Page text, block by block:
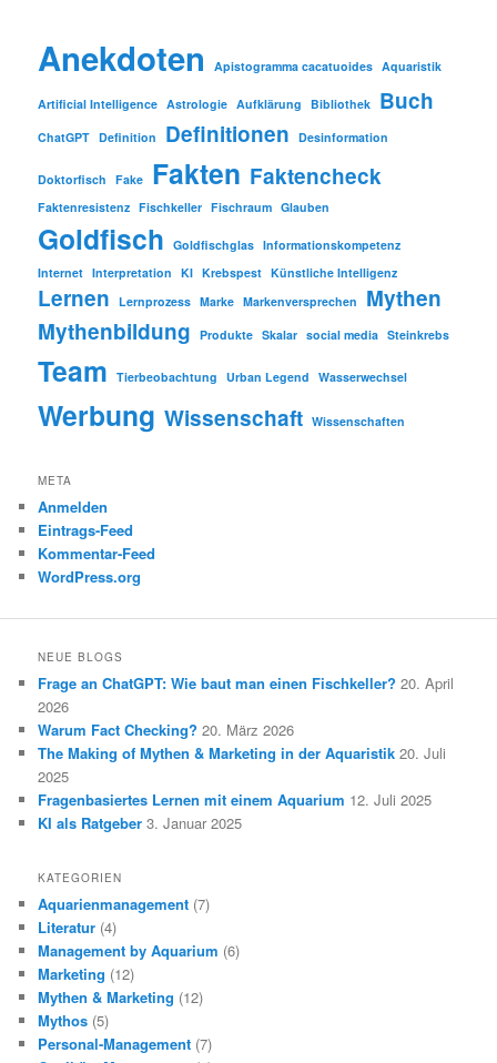
Anekdoten Apistogramma cacatuoides Aquaristik
Artificial Intelligence Astrologie Aufklärung Bibliothek Buch
ChatGPT Definition Definitionen Desinformation
Doktorfisch Fake Fakten Faktencheck
Faktenresistenz Fischkeller Fischraum Glauben
Goldfisch Goldfischglas Informationskompetenz
Internet Interpretation KI Krebspest Künstliche Intelligenz
Lernen Lernprozess Marke Markenversprechen
Mythen
Mythenbildung
Produkte Skalar social media Steinkrebs
Team Tierbeobachtung Urban Legend Wasserwechsel
Werbung Wissenschaft Wissenschaften
META
Anmelden
Eintrags-Feed
Kommentar-Feed
WordPress.org
NEUE BLOGS
Frage an ChatGPT: Wie baut man einen Fischkeller? 20. April
2026
Warum Fact Checking? 20. März 2026
The Making of Mythen & Marketing in der Aquaristik 20. Juli
2025
Fragenbasiertes Lernen mit einem Aquarium 12. Juli 2025
KI als Ratgeber 3. Januar 2025
KATEGORIEN
Aquarienmanagement (7)
Literatur (4)
Management by Aquarium (6)
Marketing (12)
Mythen & Marketing (12)
Mythos (5)
Personal-Management (7)